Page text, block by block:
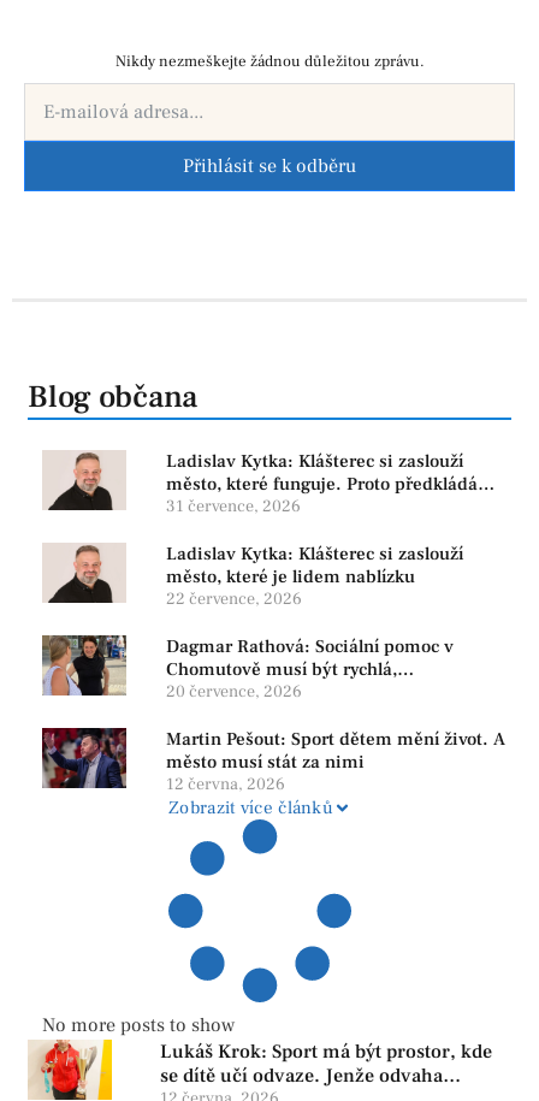
Nikdy nezmeškejte žádnou důležitou zprávu.
Přihlásit se k odběru
Blog občana
Ladislav Kytka: Klášterec si zaslouží
město, které funguje. Proto předkládáme
program, který řeší skutečné problémy
31 července, 2026
Ladislav Kytka: Klášterec si zaslouží
město, které je lidem nablízku
22 července, 2026
Dagmar Rathová: Sociální pomoc v
Chomutově musí být rychlá,
srozumitelná a férová. Ne udržovat lidi v
20 července, 2026
Martin Pešout: Sport dětem mění život. A
město musí stát za nimi
12 června, 2026
Zobrazit více článků
No more posts to show
Lukáš Krok: Sport má být prostor, kde
se dítě učí odvaze. Jenže odvaha